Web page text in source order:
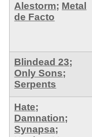
Alestorm; Metal
de Facto
Blindead 23;
Only Sons;
Serpents
Hate;
Damnation;
Synapsa;